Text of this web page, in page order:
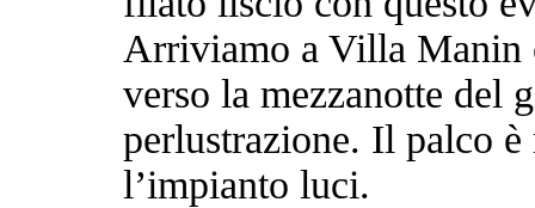
Arriviamo a Villa Manin
verso la mezzanotte del
perlustrazione. Il palco
l’impianto luci.